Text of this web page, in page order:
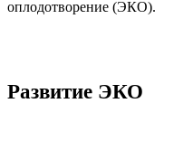
Специалист УЗД
Проживание
оплодотворение (ЭКО).
Развитие ЭКО